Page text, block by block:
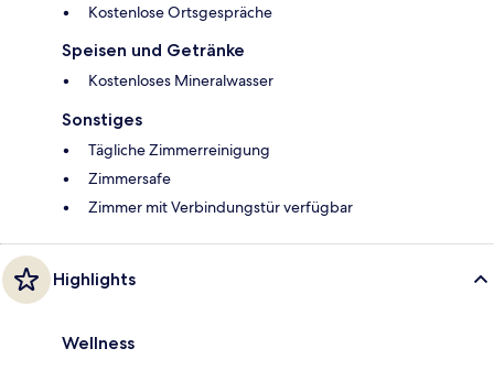
Kostenlose Ortsgespräche
Speisen und Getränke
Kostenloses Mineralwasser
Sonstiges
Tägliche Zimmerreinigung
Zimmersafe
Zimmer mit Verbindungstür verfügbar
Highlights
Wellness